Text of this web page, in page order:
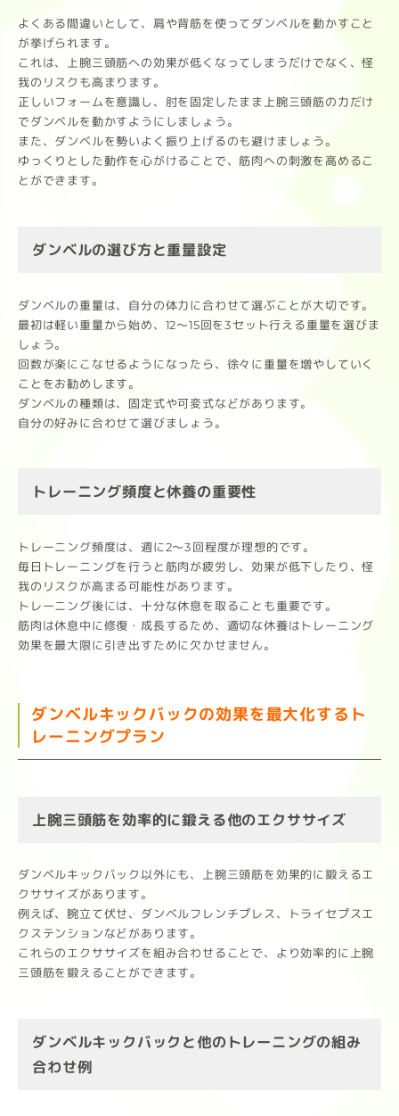
よくある間違いとして、肩や背筋を使ってダンベルを動かすこと
が挙げられます。
これは、上腕三頭筋への効果が低くなってしまうだけでなく、怪
我のリスクも高まります。
正しいフォームを意識し、肘を固定したまま上腕三頭筋の力だけ
でダンベルを動かすようにしましょう。
また、ダンベルを勢いよく振り上げるのも避けましょう。
ゆっくりとした動作を心がけることで、筋肉への刺激を高めるこ
とができます。
ダンベルの選び方と重量設定
ダンベルの重量は、自分の体力に合わせて選ぶことが大切です。
最初は軽い重量から始め、12～15回を3セット行える重量を選びま
しょう。
回数が楽にこなせるようになったら、徐々に重量を増やしていく
ことをお勧めします。
ダンベルの種類は、固定式や可変式などがあります。
自分の好みに合わせて選びましょう。
トレーニング頻度と休養の重要性
トレーニング頻度は、週に2～3回程度が理想的です。
毎日トレーニングを行うと筋肉が疲労し、効果が低下したり、怪
我のリスクが高まる可能性があります。
トレーニング後には、十分な休息を取ることも重要です。
筋肉は休息中に修復・成長するため、適切な休養はトレーニング
効果を最大限に引き出すために欠かせません。
ダンベルキックバックの効果を最大化するト
レーニングプラン
上腕三頭筋を効率的に鍛える他のエクササイズ
ダンベルキックバック以外にも、上腕三頭筋を効果的に鍛えるエ
クササイズがあります。
例えば、腕立て伏せ、ダンベルフレンチプレス、トライセプスエ
クステンションなどがあります。
これらのエクササイズを組み合わせることで、より効率的に上腕
三頭筋を鍛えることができます。
ダンベルキックバックと他のトレーニングの組み
合わせ例